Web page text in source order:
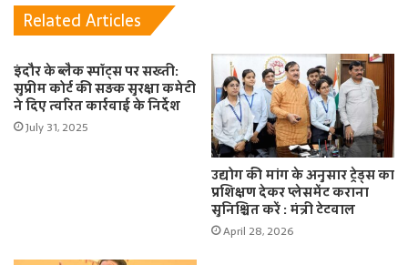
Related Articles
इंदौर के ब्लैक स्पॉट्स पर सख्ती:
सुप्रीम कोर्ट की सड़क सुरक्षा कमेटी
ने दिए त्वरित कार्रवाई के निर्देश
July 31, 2025
उद्योग की मांग के अनुसार ट्रेड्स का
प्रशिक्षण देकर प्लेसमेंट कराना
सुनिश्चित करें : मंत्री टेटवाल
April 28, 2026